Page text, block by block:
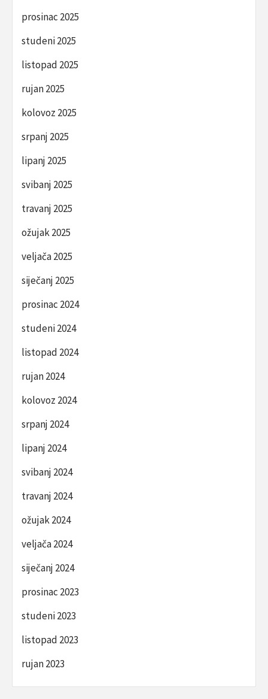
prosinac 2025
studeni 2025
listopad 2025
rujan 2025
kolovoz 2025
srpanj 2025
lipanj 2025
svibanj 2025
travanj 2025
ožujak 2025
veljača 2025
siječanj 2025
prosinac 2024
studeni 2024
listopad 2024
rujan 2024
kolovoz 2024
srpanj 2024
lipanj 2024
svibanj 2024
travanj 2024
ožujak 2024
veljača 2024
siječanj 2024
prosinac 2023
studeni 2023
listopad 2023
rujan 2023